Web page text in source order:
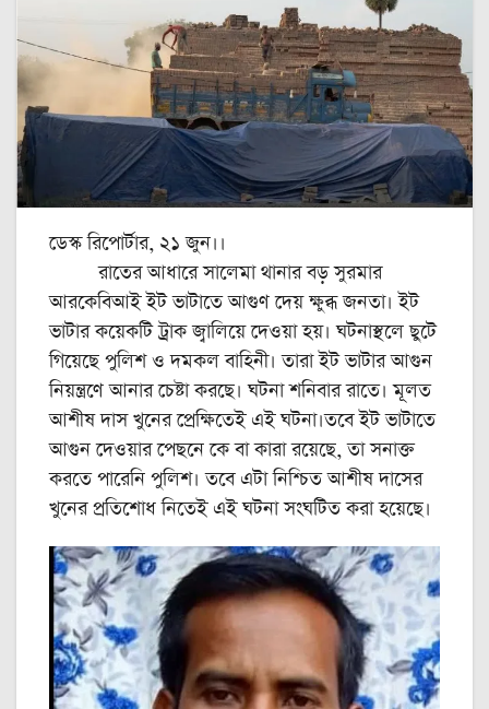
ডেস্ক রিপোর্টার, ২১ জুন।।
রাতের আধারে সালেমা থানার বড় সুরমার
আরকেবিআই ইট ভাটাতে আগুণ দেয় ক্ষুব্ধ জনতা। ইট
ভাটার কয়েকটি ট্রাক জ্বালিয়ে দেওয়া হয়। ঘটনাস্থলে ছুটে
গিয়েছে পুলিশ ও দমকল বাহিনী। তারা ইট ভাটার আগুন
নিয়ন্ত্রণে আনার চেষ্টা করছে। ঘটনা শনিবার রাতে। মূলত
আশীষ দাস খুনের প্রেক্ষিতেই এই ঘটনা।তবে ইট ভাটাতে
আগুন দেওয়ার পেছনে কে বা কারা রয়েছে, তা সনাক্ত
করতে পারেনি পুলিশ। তবে এটা নিশ্চিত আশীষ দাসের
খুনের প্রতিশোধ নিতেই এই ঘটনা সংঘটিত করা হয়েছে।